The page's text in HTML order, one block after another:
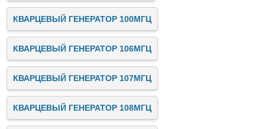
КВАРЦЕВЫЙ ГЕНЕРАТОР 100МГЦ
КВАРЦЕВЫЙ ГЕНЕРАТОР 106МГЦ
КВАРЦЕВЫЙ ГЕНЕРАТОР 107МГЦ
КВАРЦЕВЫЙ ГЕНЕРАТОР 108МГЦ